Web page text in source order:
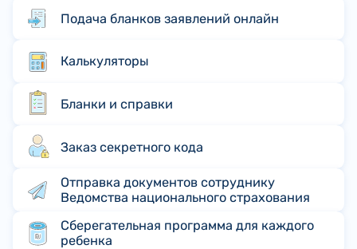
Подача бланков заявлений онлайн
Калькуляторы
Бланки и справки
Заказ секретного кода
Отправка документов сотруднику
Ведомства национального страхования
Сберегательная программа для каждого
ребенка